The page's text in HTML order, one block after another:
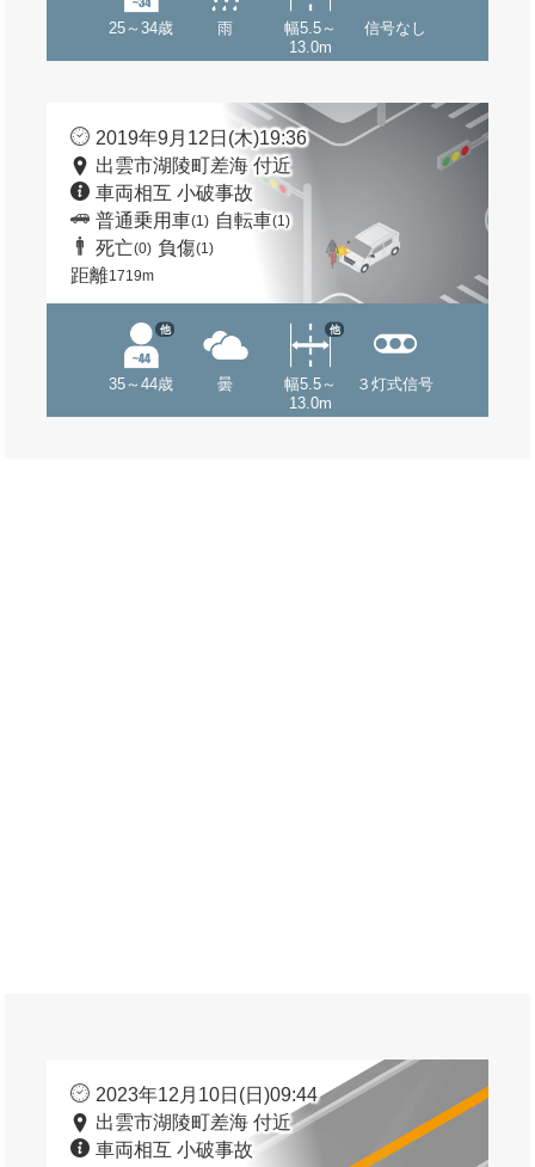
25～34歳 雨
幅5.5～
13.0m
信号なし
2019年9月12日(木)19:36
出雲市湖陵町差海 付近
車両相互 小破事故
普通乗用車(1) 自転車(1)
死亡(0) 負傷(1)
距離1719m
35～44歳
他
曇
幅5.5～
13.0m
他
３灯式信号
2023年12月10日(日)09:44
出雲市湖陵町差海 付近
車両相互 小破事故